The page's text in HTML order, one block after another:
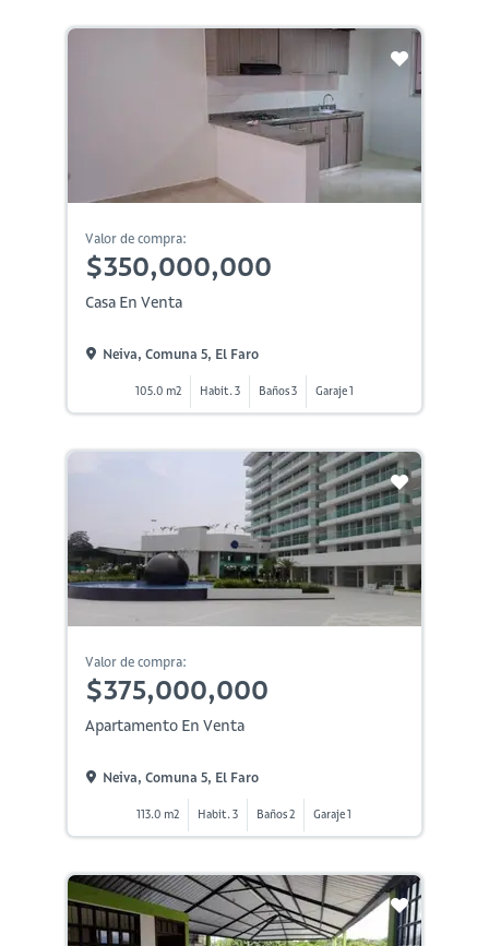
Valor de compra:
$350,000,000
Casa En Venta
Neiva, Comuna 5, El Faro
105.0 m2 Habit. 3 Baños 3 Garaje 1
Valor de compra:
$375,000,000
Apartamento En Venta
Neiva, Comuna 5, El Faro
113.0 m2 Habit. 3 Baños 2 Garaje 1